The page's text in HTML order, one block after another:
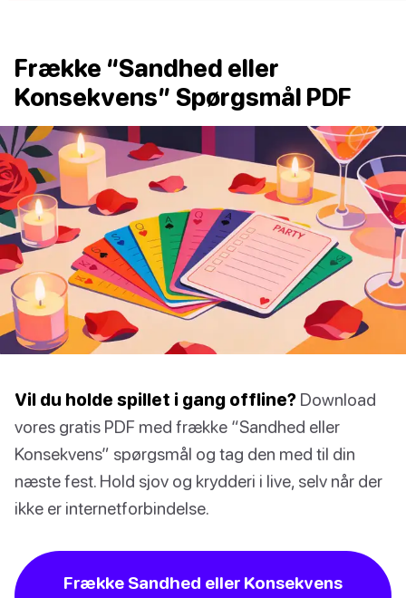
Frække “Sandhed eller
Konsekvens” Spørgsmål PDF
Vil du holde spillet i gang offline? Download
vores gratis PDF med frække “Sandhed eller
Konsekvens” spørgsmål og tag den med til din
næste fest. Hold sjov og krydderi i live, selv når der
ikke er internetforbindelse.
Frække Sandhed eller Konsekvens